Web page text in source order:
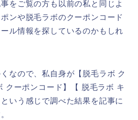
をご覧の方も以前の私と同じよ
ンや脱毛ラボのクーポンコード
ル情報を探しているのかもしれ
なので、私自身が【脱毛ラボ ク
クーポンコード】【 脱毛ラボ キ
いう感じで調べた結果を記事に